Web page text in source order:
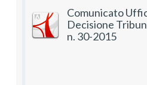
Comunicato
Decisione
n. 30-2015